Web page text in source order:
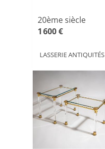
20ème siècle
1 600 €
LASSERIE ANTIQUITÉS